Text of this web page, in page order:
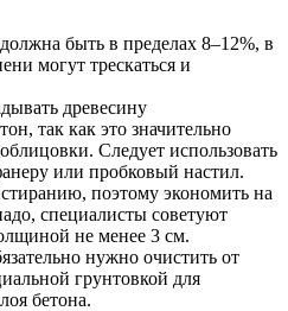
быть в пределах 8–12%, в
могут трескаться и
древесину
так как это значительно
Следует использовать
или пробковый настил.
поэтому экономить на
специалисты советуют
не менее 3 см.
нужно очистить от
грунтовкой для
бетона.